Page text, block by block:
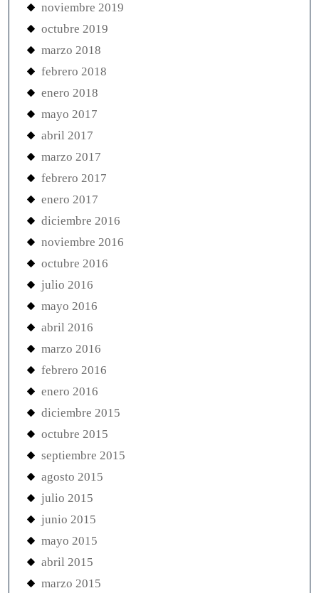
noviembre 2019
octubre 2019
marzo 2018
febrero 2018
enero 2018
mayo 2017
abril 2017
marzo 2017
febrero 2017
enero 2017
diciembre 2016
noviembre 2016
octubre 2016
julio 2016
mayo 2016
abril 2016
marzo 2016
febrero 2016
enero 2016
diciembre 2015
octubre 2015
septiembre 2015
agosto 2015
julio 2015
junio 2015
mayo 2015
abril 2015
marzo 2015